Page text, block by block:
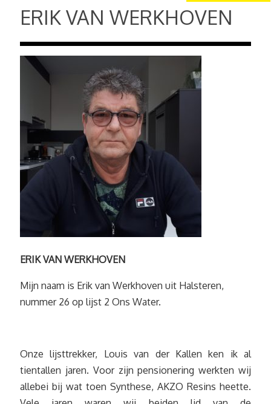
ERIK VAN WERKHOVEN
ERIK VAN WERKHOVEN
Mijn naam is Erik van Werkhoven uit Halsteren,
nummer 26 op lijst 2 Ons Water.
Onze lijsttrekker, Louis van der Kallen ken ik al
tientallen jaren. Voor zijn pensionering werkten wij
allebei bij wat toen Synthese, AKZO Resins heette.